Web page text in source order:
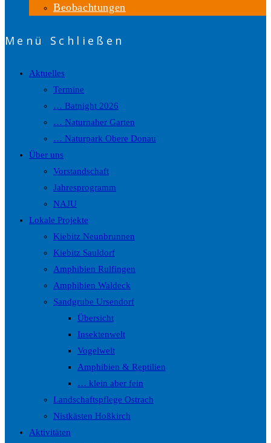
Beobachtungen
Menü Schließen
Aktuelles
Termine
… Batnight 2026
… Naturnaher Garten
… Naturpark Obere Donau
Über uns
Vorstandschaft
Jahresprogramm
NAJU
Lokale Projekte
Kiebitz Neunbrunnen
Kiebitz Sauldorf
Amphibien Rulfingen
Amphibien Waldeck
Sandgrube Ursendorf
Übersicht
Insektenwelt
Vogelwelt
Amphibien & Reptilien
… klein aber fein
Landschaftspflege Ostrach
Nistkästen Hoßkirch
Aktivitäten